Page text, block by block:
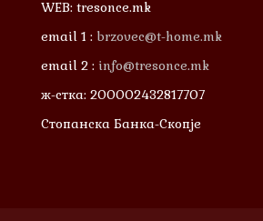
WEB: tresonce.mk
email 1 : brzovec@t-home.mk
email 2 : info@tresonce.mk
ж-стка: 200002432817707
Стопанска Банка-Скопје